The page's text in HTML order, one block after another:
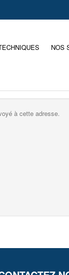
NOS
à cette adresse.